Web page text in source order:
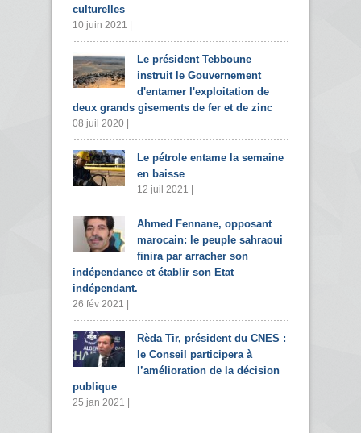
culturelles
10 juin 2021 |
Le président Tebboune
instruit le Gouvernement
d'entamer l'exploitation de
deux grands gisements de fer et de zinc
08 juil 2020 |
Le pétrole entame la semaine
en baisse
12 juil 2021 |
Ahmed Fennane, opposant
marocain: le peuple sahraoui
finira par arracher son
indépendance et établir son Etat
indépendant.
26 fév 2021 |
Rèda Tir, président du CNES :
le Conseil participera à
l’amélioration de la décision
publique
25 jan 2021 |